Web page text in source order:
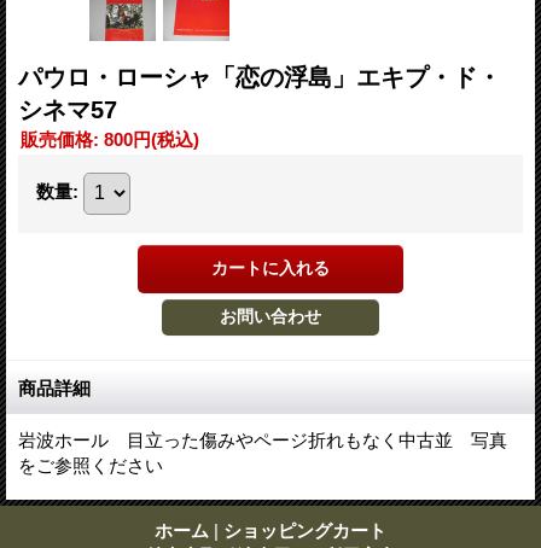
パウロ・ローシャ「恋の浮島」エキプ・ド・
シネマ57
販売価格: 800円(税込)
数量:
商品詳細
岩波ホール 目立った傷みやページ折れもなく中古並 写真
をご参照ください
ホーム | ショッピングカート